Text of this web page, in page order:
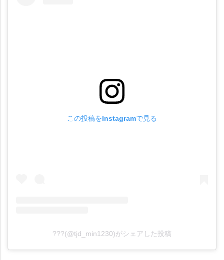
この投稿をInstagramで見る
???(@tjd_min1230)がシェアした投稿